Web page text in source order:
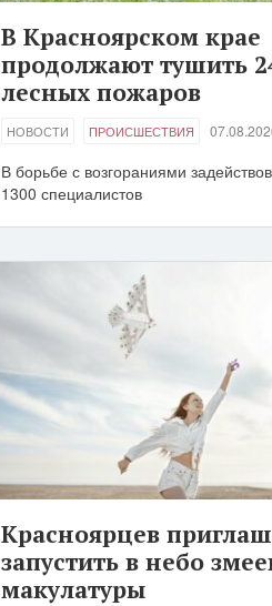
В Красноярском крае
продолжают тушить
лесных пожаров
НОВОСТИ ПРОИСШЕСТВИЯ
В борьбе с возгораниями
1300 специалистов
Красноярцев
запустить в небо
макулатуры